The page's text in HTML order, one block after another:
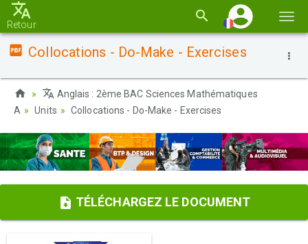
la
Retour
Collocations - Do-Make - Exercises
Anglais : 2ème BAC Sciences Mathématiques
A
Units Collocations - Do-Make - Exercises
TÉLÉCHARGEZ LE DOCUMENT